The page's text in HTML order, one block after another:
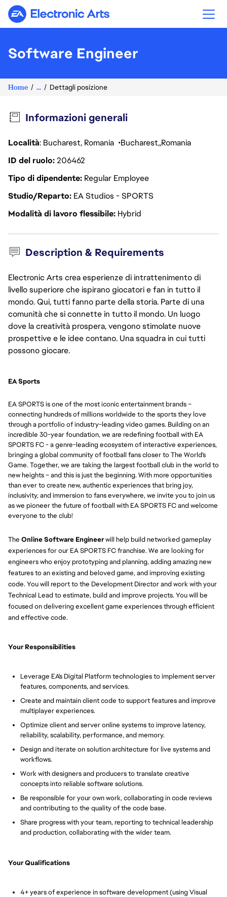
Electronic Arts
Software Engineer
Home ... Dettagli posizione
Informazioni generali
Località: Bucharest, Romania Bucharest Romania
ID del ruolo206462
Tipo di dipendente Regular Employee
Studio/Reparto EA Studios - SPORTS
Modalità di lavoro flessibile Hybrid
Description & Requirements
Electronic Arts crea esperienze di intrattenimento di
livello superiore che ispirano giocatori e fan in tutto il
mondo. Qui, tutti fanno parte della storia. Parte di una
comunità che si connette in tutto il mondo. Un luogo
dove la creatività prospera, vengono stimolate nuove
prospettive e le idee contano. Una squadra in cui tutti
possono giocare.
EA Sports
EA SPORTS is one of the most iconic entertainment brands –
connecting hundreds of millions worldwide to the sports they love
through a portfolio of industry-leading video games. Building on an
incredible 30-year foundation, we are redefining football with EA
SPORTS FC - a genre-leading ecosystem of interactive experiences,
bringing a global community of football fans closer to The World's
Game. Together, we are taking the largest football club in the world to
new heights – and this is just the beginning. With more opportunities
than ever to create new, authentic experiences that bring joy,
inclusivity, and immersion to fans everywhere, we invite you to join us
as we pioneer the future of football with EA SPORTS FC and welcome
everyone to the club!
The Online Software Engineerwill help build networked gameplay
experiences for our EA SPORTS FC franchise. We are looking for
engineers who enjoy prototyping and planning, adding amazing new
features to an existing and beloved game, and improving existing
code. You will report to the Development Director and work with your
Technical Lead to estimate, build and improve projects. You will be
focused on delivering excellent game experiences through efficient
and effective code.
Your Responsibilities
Leverage EA's Digital Platform technologies to implement server
features, components, and services.
Create and maintain client code to support features and improve
multiplayer experiences.
Optimize client and server online systems to improve latency,
reliability, scalability, performance, and memory.
Design and iterate on solution architecture for live systems and
workflows.
Work with designers and producers to translate creative
concepts into reliable software solutions.
Be responsible for your own work, collaborating in code reviews
and contributing to the quality of the code base.
Share progress with your team, reporting to technical leadership
and production, collaborating with the wider team.
Your Qualifications
4+ years of experience in software development (using Visual